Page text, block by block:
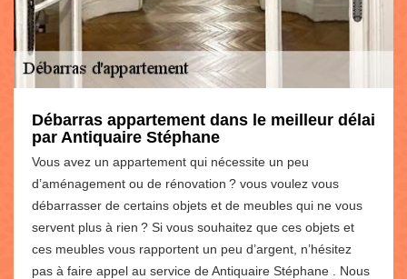
Débarras appartement dans le meilleur délai
par Antiquaire Stéphane
Vous avez un appartement qui nécessite un peu
d’aménagement ou de rénovation ? vous voulez vous
débarrasser de certains objets et de meubles qui ne vous
servent plus à rien ? Si vous souhaitez que ces objets et
ces meubles vous rapportent un peu d’argent, n’hésitez
pas à faire appel au service de Antiquaire Stéphane . Nous